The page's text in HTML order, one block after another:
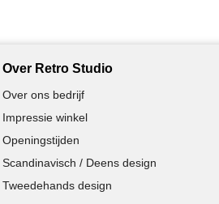
Over Retro Studio
Over ons bedrijf
Impressie winkel
Openingstijden
Scandinavisch / Deens design
Tweedehands design